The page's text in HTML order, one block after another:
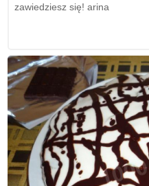
zawiedziesz się! arina